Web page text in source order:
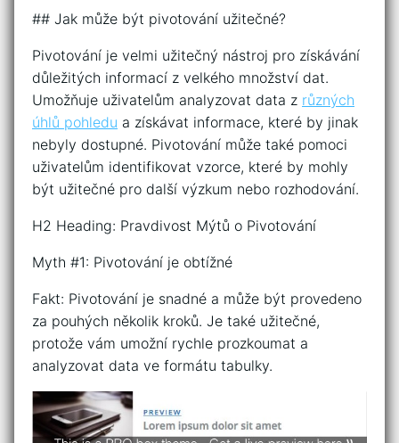
## Jak může být pivotování užitečné?
Pivotování je velmi užitečný nástroj pro získávání
důležitých informací z velkého množství dat.
Umožňuje uživatelům analyzovat data z různých
úhlů pohledu a získávat informace, které by jinak
nebyly dostupné. Pivotování může také pomoci
uživatelům identifikovat vzorce, které by mohly
být užitečné pro další výzkum nebo rozhodování.
H2 Heading: Pravdivost Mýtů o Pivotování
Myth #1: Pivotování je obtížné
Fakt: Pivotování je snadné a může být provedeno
za pouhých několik kroků. Je také užitečné,
protože vám umožní rychle prozkoumat a
analyzovat data ve formátu tabulky.